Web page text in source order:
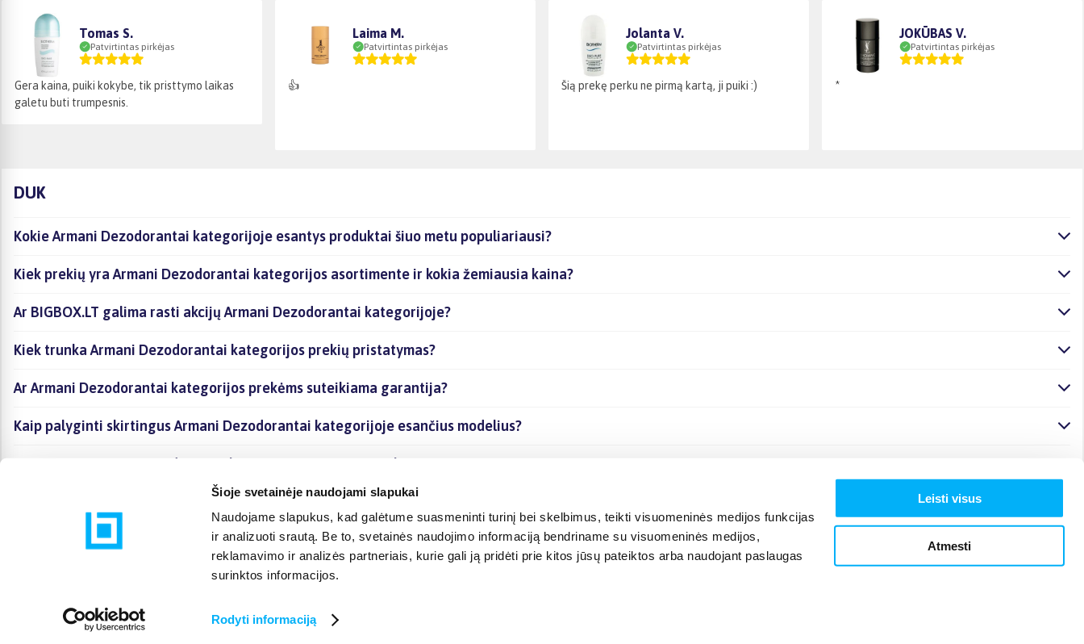
Šioje svetainėje naudojami slapukai
Naudojame slapukus, kad galėtume suasmeninti turinį bei skelbimus, teikti visuomeninės medijos funkcijas
ir analizuoti srautą. Be to, svetainės naudojimo informaciją bendriname su visuomeninės medijos,
reklamavimo ir analizės partneriais, kurie gali ją pridėti prie kitos jūsų pateiktos arba naudojant paslaugas
surinktos informacijos.
Rodyti informaciją
Leisti visus
Atmesti
Tomas S.
Patvirtintas pirkėjas
Gera kaina, puiki kokybe, tik pristtymo laikas
galetu buti trumpesnis.
Laima M.
Patvirtintas pirkėjas
👍
Jolanta V.
Patvirtintas pirkėjas
Šią prekę perku ne pirmą kartą, ji puiki :)
JOKŪBAS V.
Patvirtintas pirkėjas
*
DUK
Kokie Armani Dezodorantai kategorijoje esantys produktai šiuo metu populiariausi?
Kiek prekių yra Armani Dezodorantai kategorijos asortimente ir kokia žemiausia kaina?
Ar BIGBOX.LT galima rasti akcijų Armani Dezodorantai kategorijoje?
Kiek trunka Armani Dezodorantai kategorijos prekių pristatymas?
Ar Armani Dezodorantai kategorijos prekėms suteikiama garantija?
Kaip palyginti skirtingus Armani Dezodorantai kategorijoje esančius modelius?
Kaip įsigyti Armani Dezodorantai kategorijoje esančias prekes internetu?